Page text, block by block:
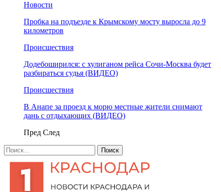
Новости
Пробка на подъезде к Крымскому мосту выросла до 9
километров
Происшествия
Додебоширился: с хулиганом рейса Сочи-Москва будет
разбираться судья (ВИДЕО)
Происшествия
В Анапе за проезд к морю местные жители снимают
дань с отдыхающих (ВИДЕО)
Пред След